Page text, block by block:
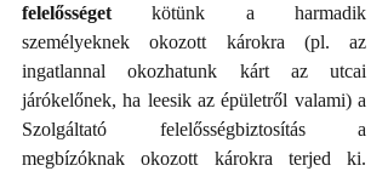
felelősséget kötünk a harmadik
személyeknek okozott károkra (pl. az
ingatlannal okozhatunk kárt az utcai
járókelőnek, ha leesik az épületről valami) a
Szolgáltató felelősségbiztosítás a
megbízóknak okozott károkra terjed ki.